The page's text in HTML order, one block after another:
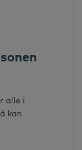
alle i
kan